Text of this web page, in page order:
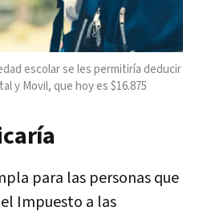
escolar se les permitiría deducir
y Movil, que hoy es $16.875
para las personas que
Impuesto a las